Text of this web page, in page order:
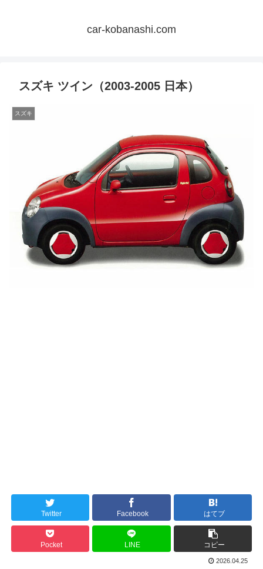
car-kobanashi.com
スズキ ツイン（2003-2005 日本）
スズキ
Twitter Facebook はてブ
Pocket LINE コピー
2026.04.25